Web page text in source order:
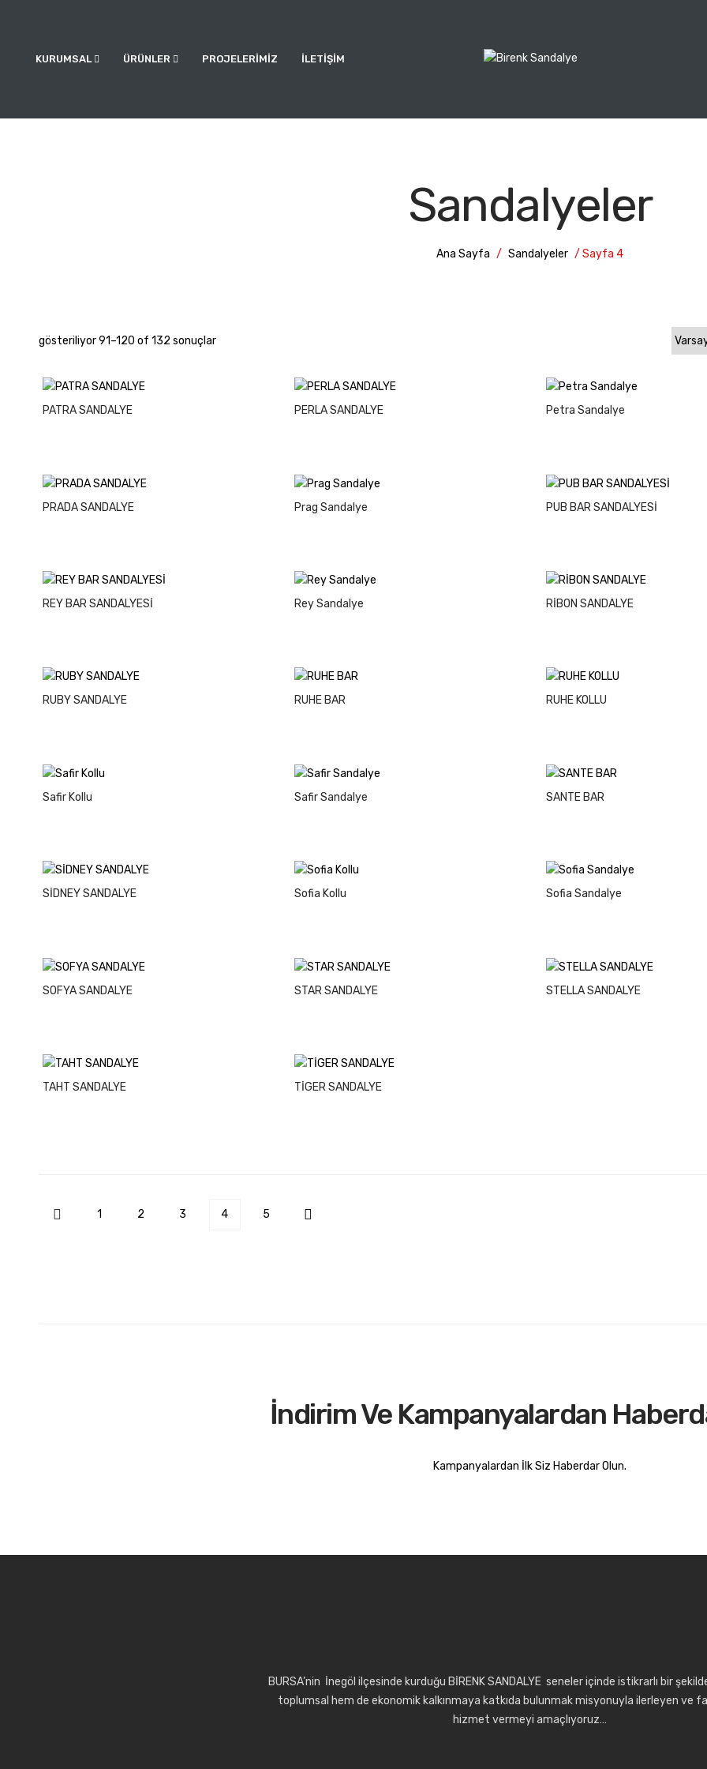
KURUMSAL ÜRÜNLER PROJELERİMİZ İLETİŞİM
Sandalyeler
Ana Sayfa / Sandalyeler / Sayfa 4
gösteriliyor 91–120 of 132 sonuçlar
PATRA SANDALYE PERLA SANDALYE Petra Sandalye
PRADA SANDALYE Prag Sandalye PUB BAR SANDALYESİ
REY BAR SANDALYESİ Rey Sandalye RİBON SANDALYE
RUBY SANDALYE RUHE BAR RUHE KOLLU
Safir Kollu Safir Sandalye SANTE BAR
SİDNEY SANDALYE Sofia Kollu Sofia Sandalye
SOFYA SANDALYE STAR SANDALYE STELLA SANDALYE
TAHT SANDALYE TİGER SANDALYE
1 2 3 4 5
İndirim Ve Kampanyalardan
Kampanyalardan İlk Siz Haberdar Olun.
BURSA’nin İnegöl ilçesinde kurduğu BİRENK SANDALYE seneler içinde istikrarlı bir
toplumsal hem de ekonomik kalkınmaya katkıda bulunmak misyonuyla ilerleyen ve
hizmet vermeyi amaçlıyoruz…